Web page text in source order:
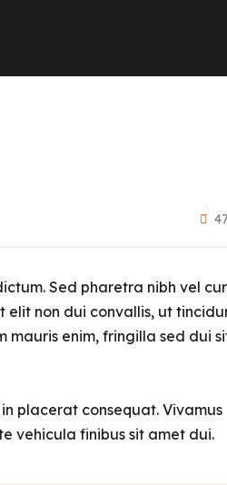
Sed pharetra nibh vel
elit non dui convallis, ut
mauris enim, fringilla sed dui
placerat consequat. Vivamus
vehicula finibus sit amet dui.